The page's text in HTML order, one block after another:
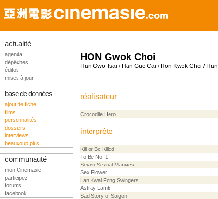
HON Gwok Choi
Han Gwo Tsai / Han Guo Cai / Hon Kwok Choi /
réalisateur
Crocodile Hero
interprète
Kill or Be Killed
To Be No. 1
Seven Sexual Maniacs
Sex Flower
Lan Kwai Fong Swingers
Astray Lamb
Sad Story of Saigon
actualité
agenda
dépêches
éditos
mises à jour
base de données
ajout de fiche
films
personnalités
dossiers
interviews
beaucoup plus...
communauté
mon Cinemasie
participez
forums
facebook